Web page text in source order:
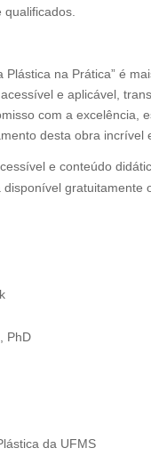
Plástica na Prática” é
e aplicável,
com a excelência,
desta obra incrível
e conteúdo
gratuitamente
PhD
da UFMS